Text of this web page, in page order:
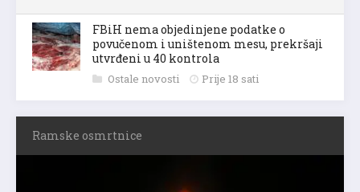
FBiH nema objedinjene podatke o
povučenom i uništenom mesu, prekršaji
utvrđeni u 40 kontrola
Ostale novosti Prije 18 sati
Ramske osmrtnice